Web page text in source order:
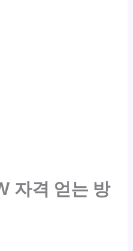
자격 얻는 방